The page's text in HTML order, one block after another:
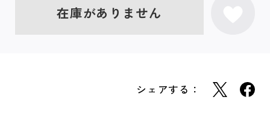
在庫がありません
シェアする：